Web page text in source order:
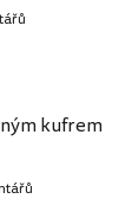
kufrem